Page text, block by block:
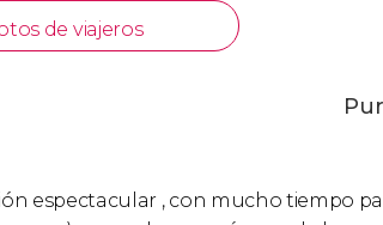
de viajeros
espectacular , con mucho tiempo